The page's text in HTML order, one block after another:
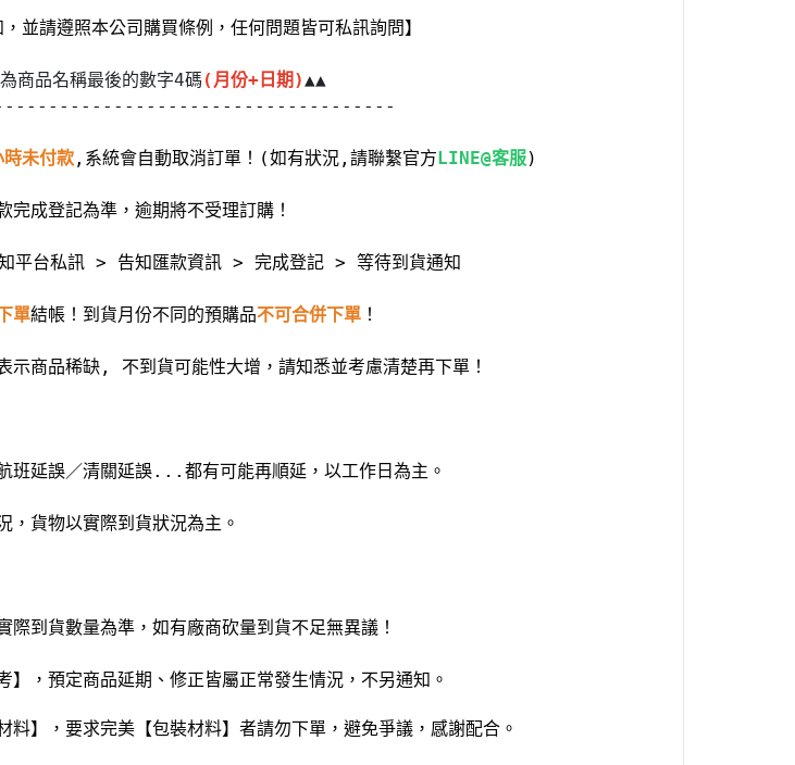
並請遵照本公司購買條例，任何問題皆可私訊詢問】
為商品名稱最後的數字4碼 (月份+日期) ▲▲
未付款 ,系統會自動取消訂單！(如有狀況,請聯繫官方LINE@客服)
成登記為準，逾期將不受理訂購！
台私訊 > 告知匯款資訊 > 完成登記 > 等待到貨通知
單結帳！ 到貨月份不同的預購品不可合併下單 ！
示商品稀缺, 不到貨可能性大增，請知悉並考慮清楚再下單！
延誤／清關延誤...都有可能再順延，以工作日為主。
貨物以實際到貨狀況為主。
到貨數量為準，如有廠商砍量到貨不足無異議！
，預定商品延期、修正皆屬正常發生情況，不另通知。
】，要求完美【包裝材料】者請勿下單，避免爭議，感謝配合。